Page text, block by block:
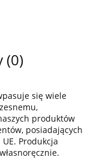
(0)
się wiele
produktów
posiadających
Produkcja